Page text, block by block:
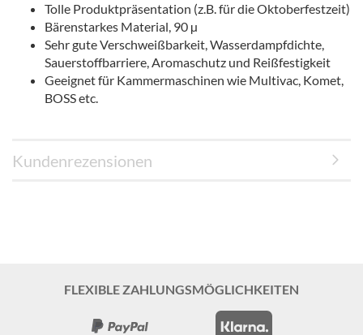
Tolle Produktpräsentation (z.B. für die Oktoberfestzeit)
Bärenstarkes Material, 90 µ
Sehr gute Verschweißbarkeit, Wasserdampfdichte,
Sauerstoffbarriere, Aromaschutz und Reißfestigkeit
Geeignet für Kammermaschinen wie Multivac, Komet,
BOSS etc.
Kundenrezensionen
FLEXIBLE ZAHLUNGSMÖGLICHKEITEN